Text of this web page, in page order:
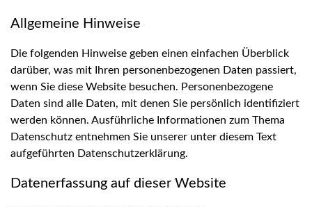
Allgemeine Hinweise
Die folgenden Hinweise geben einen einfachen Überblick
darüber, was mit Ihren personenbezogenen Daten passiert,
wenn Sie diese Website besuchen. Personenbezogene
Daten sind alle Daten, mit denen Sie persönlich identifiziert
werden können. Ausführliche Informationen zum Thema
Datenschutz entnehmen Sie unserer unter diesem Text
aufgeführten Datenschutzerklärung.
Datenerfassung auf dieser Website